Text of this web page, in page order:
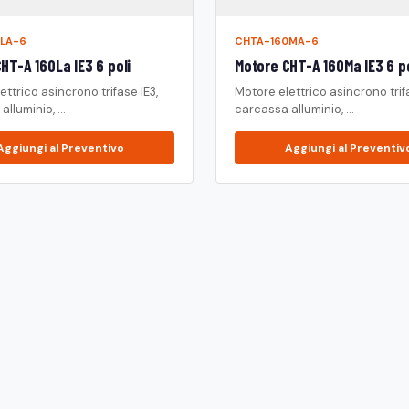
6
A 160La IE3 6 poli
asincrono trifase IE3,
...
al Preventivo
CHTA-160MA-6
Motore CHT-A 160Ma IE3 6
Motore elettrico asincrono
carcassa alluminio, ...
Aggiungi al